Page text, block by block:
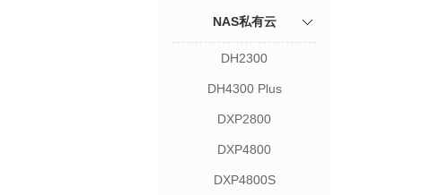
NAS私有云
DH2300
DH4300 Plus
DXP2800
DXP4800
DXP4800S